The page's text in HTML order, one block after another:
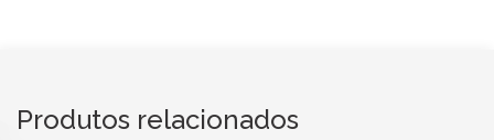
Produtos relacionados